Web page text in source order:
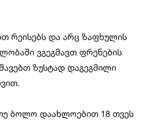
რეისებს და არც ზაფხულის
ვგეგმავთ ფრენების
ზუსტად დაგეგმილი
ბოლო დაახლოებით 18 თვეს